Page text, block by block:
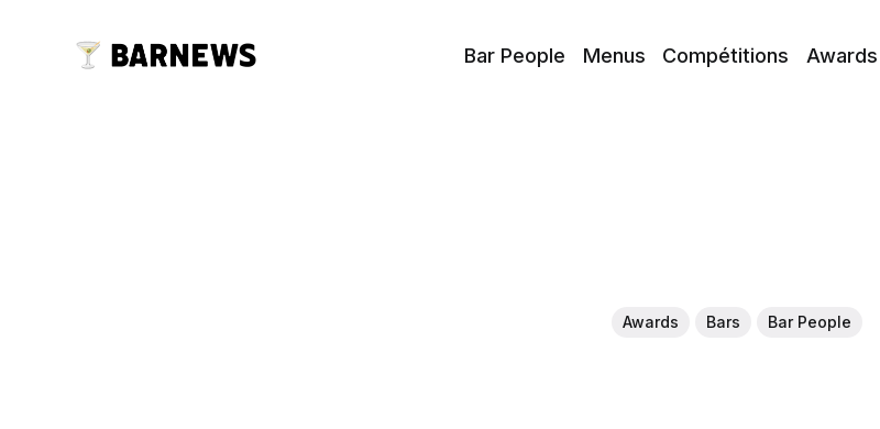
Bar People Menus Compétitions Awards
Awards Bars Bar People